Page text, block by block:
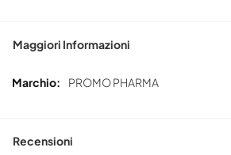
Maggiori Informazioni
Maggiori
PROMO PHARMA
Recensioni